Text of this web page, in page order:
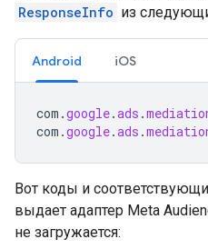
ResponseInfo из
Android iOS
com .google.ads .
com .google.ads .
Вот коды и
выдает адаптер Meta
не загружается: